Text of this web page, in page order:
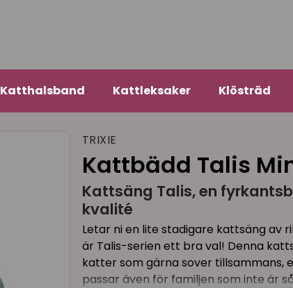
Katthalsband Kattleksaker Klösträd
TRIXIE
Kattbädd Talis
Kattsäng Talis, en
kvalité
Letar ni en lite stadigare kattsäng av
är Talis-serien ett bra val! Denna
katter som gärna sover tillsammans,
passar även för familjen som inte är